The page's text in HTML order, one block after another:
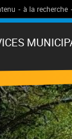
- à la recherche -